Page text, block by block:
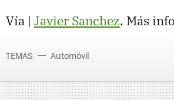
Vía | Javier Sanchez. Más
TEMAS Automóvil